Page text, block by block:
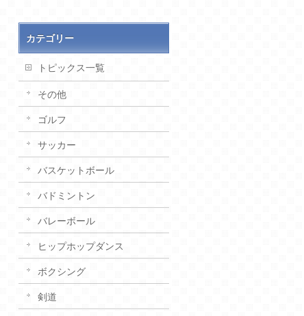
カテゴリー
トピックス一覧
その他
ゴルフ
サッカー
バスケットボール
バドミントン
バレーボール
ヒップホップダンス
ボクシング
剣道